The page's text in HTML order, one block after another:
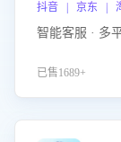
抖音 | 京东 |
智能客服 · 多
已售1689+